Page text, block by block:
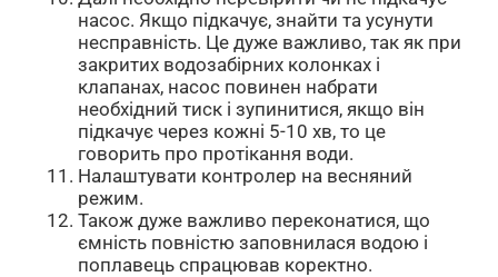
насос. Якщо підкачує, знайти та усунути
несправність. Це дуже важливо, так як при
закритих водозабірних колонках і
клапанах, насос повинен набрати
необхідний тиск і зупинитися, якщо він
підкачує через кожні 5-10 хв, то це
говорить про протікання води.
Налаштувати контролер на весняний
режим.
Також дуже важливо переконатися, що
ємність повністю заповнилася водою і
поплавець спрацював коректно.